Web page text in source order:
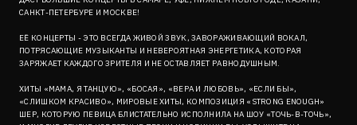
САНКТ-ПЕТЕРБУРЕ И МОСКВЕ!
ЕЁ КОНЦЕРТЫ - ЭТО ВСЕГДА ЖИВОЙ ЗВУК, ЗАВОРАЖИВАЮЩИЙ ВОКАЛ,
ПОТРЯСАЮЩИЕ МУЗЫКАНТЫ И НЕВЕРОЯТНАЯ ЭНЕРГЕТИКА, КОТОРАЯ
ЗАРЯЖАЕТ КАЖДОГО ЗРИТЕЛЯ И НЕ ОСТАВЛЯЕТ РАВНОДУШНЫМ.
ХИТЫ «МАМА, Я ТАНЦУЮ», «БОСАЯ», «ВЕРА И ЛЮБОВЬ», «ЕСЛИ БЫ»,
«СЛИШКОМ КРАСИВО», МИРОВЫЕ ХИТЫ, КОМПОЗИЦИЯ «STRONG ENOUGH»
ШЕР, КОТОРУЮ ПЕВИЦА БЛИСТАТЕЛЬНО ИСПОЛНИЛА НА ШОУ «ТОЧЬ-В-ТОЧЬ»,